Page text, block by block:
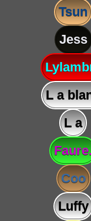
Tsun
Jess
L a
L a
Coo
Luffy